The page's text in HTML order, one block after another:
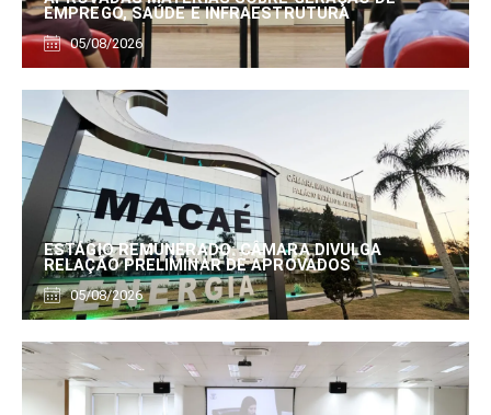
EMPREGO, SAÚDE E INFRAESTRUTURA
05/08/2026
ESTÁGIO REMUNERADO: CÂMARA DIVULGA
RELAÇÃO PRELIMINAR DE APROVADOS
05/08/2026